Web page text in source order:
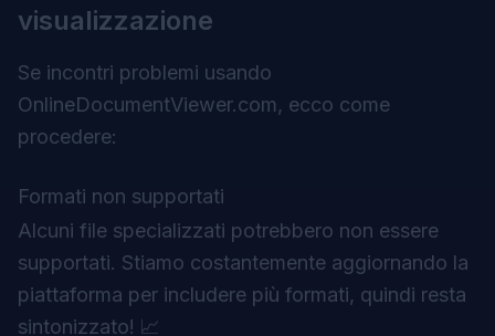
visualizzazione
Se incontri problemi usando
OnlineDocumentViewer.com, ecco come
procedere:
Formati non supportati
Alcuni file specializzati potrebbero non essere
supportati. Stiamo costantemente aggiornando la
piattaforma per includere più formati, quindi resta
sintonizzato! 📈